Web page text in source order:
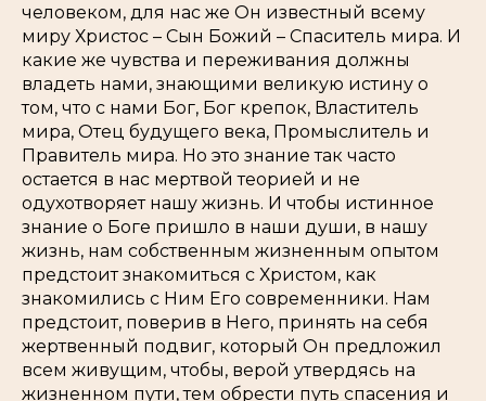
человеком, для нас же Он известный всему
миру Христос – Сын Божий – Спаситель мира. И
какие же чувства и переживания должны
владеть нами, знающими великую истину о
том, что с нами Бог, Бог крепок, Властитель
мира, Отец будущего века, Промыслитель и
Правитель мира. Но это знание так часто
остается в нас мертвой теорией и не
одухотворяет нашу жизнь. И чтобы истинное
знание о Боге пришло в наши души, в нашу
жизнь, нам собственным жизненным опытом
предстоит знакомиться с Христом, как
знакомились с Ним Его современники. Нам
предстоит, поверив в Него, принять на себя
жертвенный подвиг, который Он предложил
всем живущим, чтобы, верой утвердясь на
жизненном пути, тем обрести путь спасения и